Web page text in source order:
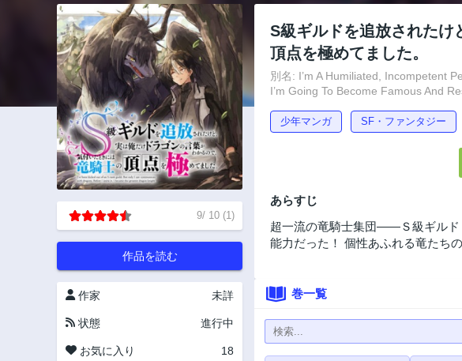
9/ 10 (1)
作品を読む
作家 未詳
状態 進行中
お気に入り 18
S級ギルドを追放されたけ
頂点を極めてました。
別名: I’m A Humiliated, Incompetent
I’m Going To Become Famous And
少年マンガ SF・ファンタジー
あらすじ
超一流の竜騎士集団――Ｓ級ギルド
能力だった！ 個性あふれる竜たち
巻一覧